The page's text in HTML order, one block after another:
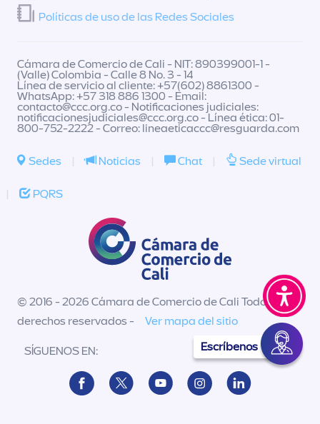
Escríbenos
Políticas de uso de las Redes Sociales
Cámara de Comercio de Cali - NIT: 890399001-1 -
(Valle) Colombia - Calle 8 No. 3 - 14
Línea de servicio al cliente: +57(602) 8861300 -
WhatsApp: +57 318 886 1300 - Email:
contacto@ccc.org.co- Notificaciones judiciales:
notificacionesjudiciales@ccc.org.co- Línea ética: 01-
800-752-2222 - Correo: lineaeticaccc@resguarda.com
Sedes | Noticias | Chat | Sede virtual
| PQRS
© 2016 - 2026 Cámara de Comercio de Cali Todos los
derechos reservados -
Ver mapa del sitio
SÍGUENOS EN: